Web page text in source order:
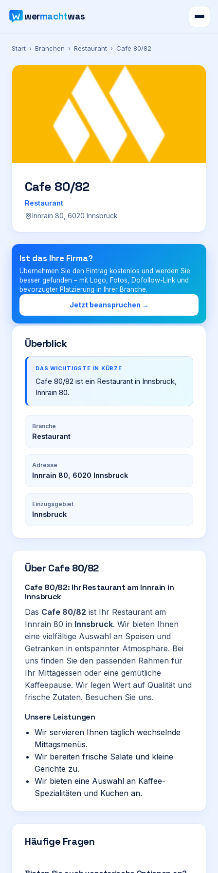
wermachtwas
Verzeichnis
Karte
Preise
Für Firmen
Login
Firma eintragen
Start › Branchen › Restaurant › Cafe 80/82
Cafe 80/82
Restaurant
Innrain 80, 6020 Innsbruck
Ist das Ihre Firma?
Übernehmen Sie den Eintrag kostenlos und werden Sie
besser gefunden – mit Logo, Fotos, Dofollow-Link und
bevorzugter Platzierung in Ihrer Branche.
Jetzt beanspruchen →
Überblick
DAS WICHTIGSTE IN KÜRZE
Cafe 80/82 ist ein Restaurant in Innsbruck,
Innrain 80.
Branche
Restaurant
Adresse
Innrain 80, 6020 Innsbruck
Einzugsgebiet
Innsbruck
Über Cafe 80/82
Cafe 80/82: Ihr Restaurant am Innrain in
Innsbruck
Das Cafe 80/82 ist Ihr Restaurant am
Innrain 80 in Innsbruck. Wir bieten Ihnen
eine vielfältige Auswahl an Speisen und
Getränken in entspannter Atmosphäre. Bei
uns finden Sie den passenden Rahmen für
Ihr Mittagessen oder eine gemütliche
Kaffeepause. Wir legen Wert auf Qualität und
frische Zutaten. Besuchen Sie uns.
Unsere Leistungen
Wir servieren Ihnen täglich wechselnde
Mittagsmenüs.
Wir bereiten frische Salate und kleine
Gerichte zu.
Wir bieten eine Auswahl an Kaffee-
Spezialitäten und Kuchen an.
Häufige Fragen